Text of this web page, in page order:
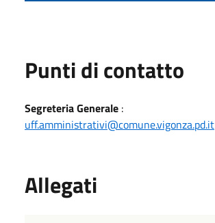
Punti di contatto
Segreteria Generale :
uff.amministrativi@comune.vigonza.pd.it
Allegati